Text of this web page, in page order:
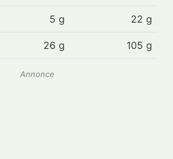
5 g 22 g
26 g 105 g
Annonce